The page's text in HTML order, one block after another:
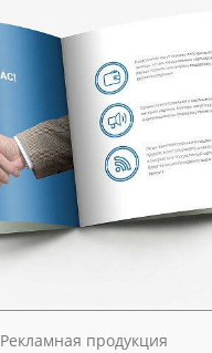
Рекламная продукция